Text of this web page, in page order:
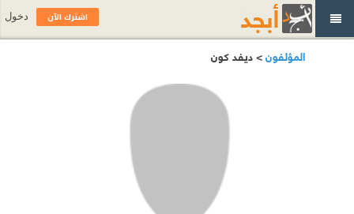
المؤلفون> ديفد كون
اشترك الآن دخول